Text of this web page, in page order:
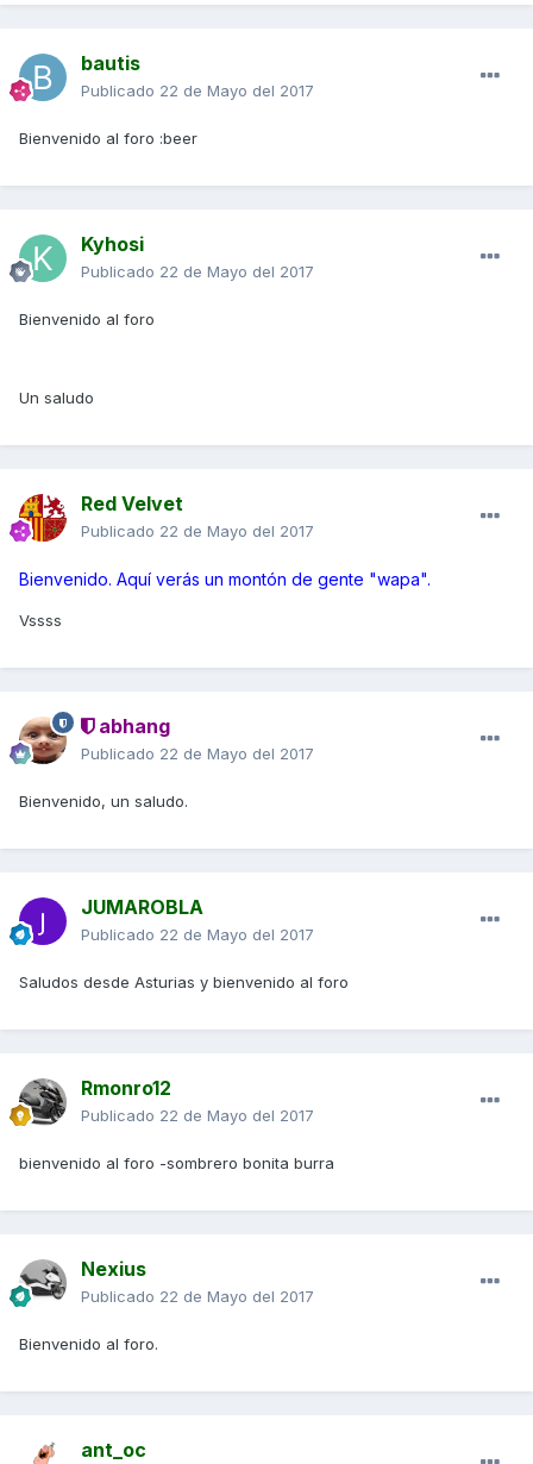
bautis
Publicado 22 de Mayo del 2017
Bienvenido al foro :beer
Kyhosi
Publicado 22 de Mayo del 2017
Bienvenido al foro
Un saludo
Red Velvet
Publicado 22 de Mayo del 2017
Bienvenido. Aquí verás un montón de gente "wapa".
Vssss
abhang
Publicado 22 de Mayo del 2017
Bienvenido, un saludo.
JUMAROBLA
Publicado 22 de Mayo del 2017
Saludos desde Asturias y bienvenido al foro
Rmonro12
Publicado 22 de Mayo del 2017
bienvenido al foro -sombrero bonita burra
Nexius
Publicado 22 de Mayo del 2017
Bienvenido al foro.
ant_oc